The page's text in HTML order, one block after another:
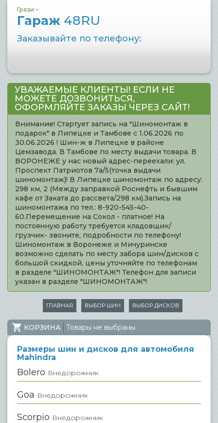
Грязи
Гараж 48RU
Заказывайте по телефону:
УВАЖАЕМЫЕ КЛИЕНТЫ! ЕСЛИ НЕ
МОЖЕТЕ ДОЗВОНИТЬСЯ,
ОФОРМЛЯЙТЕ ЗАКАЗЫ ЧЕРЕЗ САЙТ!
Внимание! Стартует запись на "Шиномонтаж в
подарок" в Липецке и Тамбове с 1.06.2026 по
30.06.2026 ! Шин-ж в Липецке в районе
Цемзавода. В Тамбове по месту выдачи товара. В
ВОРОНЕЖЕ у нас новый адрес-переехали: ул.
Проспект Патриотов 7а/5(точка выдачи
шиномонтаж)! В Липецке шиномонтаж по адресу:
298 км, 2 (Между заправкой Роснефть и бывшим
кафе от Заката до рассвета/298 км).Запись на
шиномонтажа по тел.: 8-920-545-40-
60.Перемещение на Сокол - платное! На
постоянную работу требуется кладовщик/
грузчик- звоните, подробности по телефону!
Шиномонтаж в Воронеже и Мичуринске
возможно сделать по месту забора шин/дисков с
большой скидкой, цены уточняйте по телефонам
в разделе "ШИНОМОНТАЖ"! Телефон для записи
указан в разделе "ШИНОМОНТАЖ"!
ГЛАВНАЯ ВЫБОР ШИН ВЫБОР ДИСКОВ
КОРЗИНА Товары не выбраны
Размеры шин и дисков для автомобиля
Mahindra
Bolero Внедорожник
Goa Внедорожник
Scorpio Внедорожник